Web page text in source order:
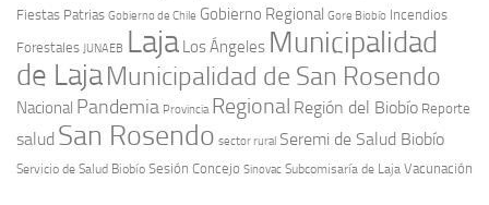
Fiestas Patrias Gobierno de Chile Gobierno Regional Gore Biobío Incendios
Forestales JUNAEB Laja Los Ángeles Municipalidad
de LajaMunicipalidad de San Rosendo
Nacional Pandemia Provincia Regional Región del Biobío Reporte
salud San Rosendo sector rural Seremi de Salud Biobío
Servicio de Salud Biobío Sesión Concejo Sinovac Subcomisaría de Laja Vacunación